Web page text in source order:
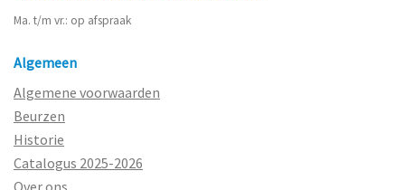
Ma. t/m vr.: op afspraak
Algemeen
Algemene voorwaarden
Beurzen
Historie
Catalogus 2025-2026
Over ons